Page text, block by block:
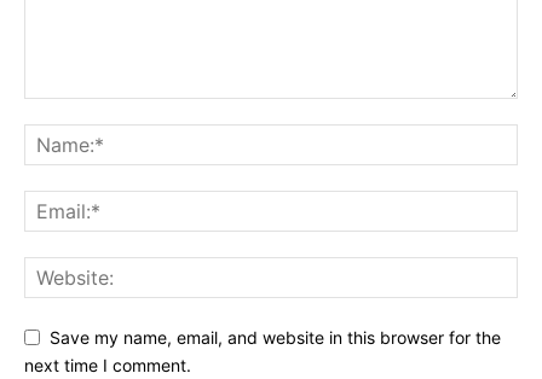
Save my name, email, and website in this browser for the
next time I comment.